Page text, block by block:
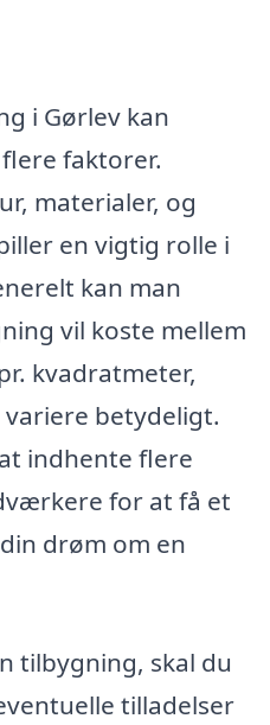
i Gørlev kan
faktorer.
materialer, og
en vigtig rolle i
kan man
vil koste mellem
kvadratmeter,
betydeligt.
indhente flere
for at få et
drøm om en
tilbygning, skal du
tilladelser